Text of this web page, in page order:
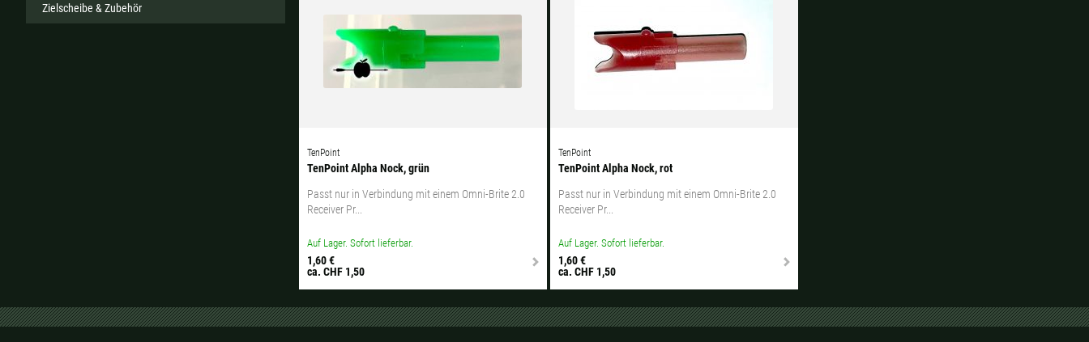
Zielscheibe & Zubehör
TenPoint
TenPoint Alpha Nock, grün
Passt nur in Verbindung mit einem Omni-Brite 2.0
Receiver Pr...
Auf Lager. Sofort lieferbar.
1,60 €
ca. CHF 1,50
TenPoint
TenPoint Alpha Nock, rot
Passt nur in Verbindung mit einem Omni-Brite 2.0
Receiver Pr...
Auf Lager. Sofort lieferbar.
1,60 €
ca. CHF 1,50